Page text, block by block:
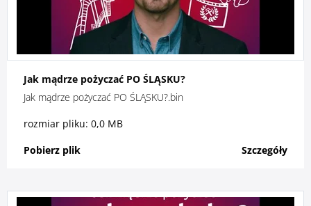
Jak mądrze pożyczać PO ŚLĄSKU?
Jak mądrze pożyczać PO ŚLĄSKU?.bin
rozmiar pliku: 0,0 MB
Pobierz plik
Szczegóły